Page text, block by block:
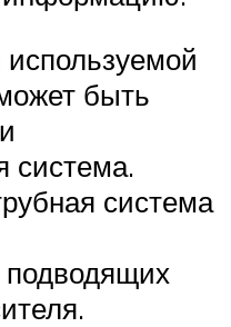
быть
система.
система
подводящих